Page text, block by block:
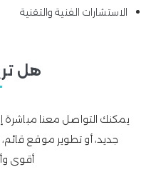
الاستشارات الفنية والتقنية
هل
يمكنك التواصل معنا
جديد، أو تطوير موقع
أقوى